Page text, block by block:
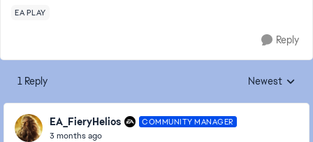
EA PLAY
Reply
1 Reply Replies sorted
Newest
EA_FieryHelios COMMUNITY MANAGER
3 months ago